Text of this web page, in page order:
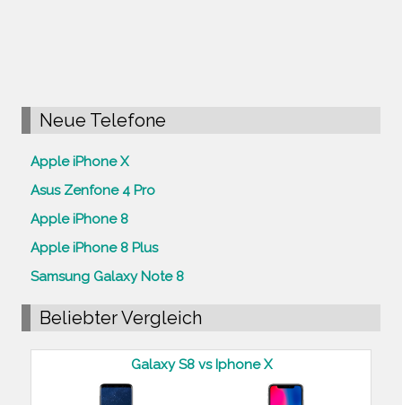
Neue Telefone
Apple iPhone X
Asus Zenfone 4 Pro
Apple iPhone 8
Apple iPhone 8 Plus
Samsung Galaxy Note 8
Beliebter Vergleich
Galaxy S8 vs Iphone X